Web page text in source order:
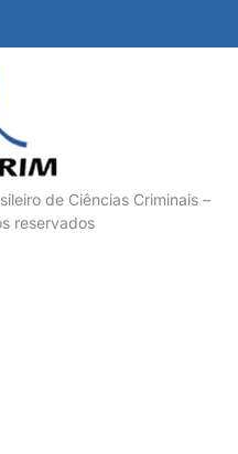
de Ciências Criminais –
reservados